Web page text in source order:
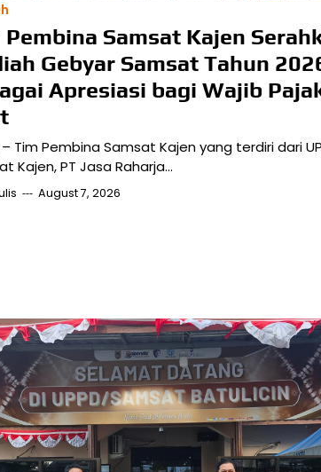
Pembina Samsat Kajen
Gebyar Samsat Tahun
Apresiasi bagi Wajib
Tim Pembina Samsat Kajen yang terdiri dari
Kajen, PT Jasa Raharja…
August 7, 2026